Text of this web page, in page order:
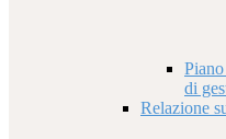
di
Relazione